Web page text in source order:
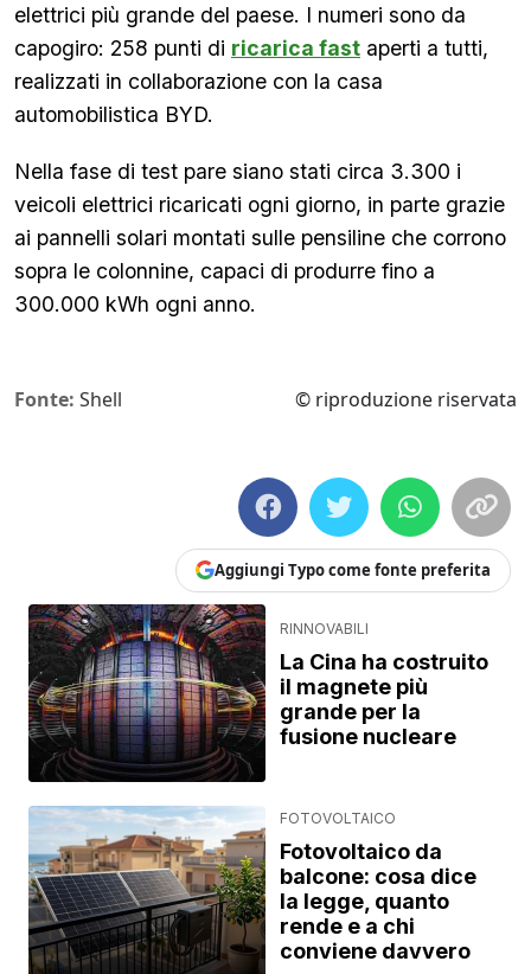
elettrici più grande del paese. I numeri sono da
capogiro: 258 punti di ricarica fast aperti a tutti,
realizzati in collaborazione con la casa
automobilistica BYD.
Nella fase di test pare siano stati circa 3.300 i
veicoli elettrici ricaricati ogni giorno, in parte grazie
ai pannelli solari montati sulle pensiline che corrono
sopra le colonnine, capaci di produrre fino a
300.000 kWh ogni anno.
Fonte: Shell © riproduzione riservata
Aggiungi Typo come fonte preferita
RINNOVABILI
La Cina ha costruito
il magnete più
grande per la
fusione nucleare
FOTOVOLTAICO
Fotovoltaico da
balcone: cosa dice
la legge, quanto
rende e a chi
conviene davvero